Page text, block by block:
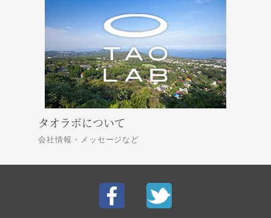
タオラボについて
会社情報・メッセージなど